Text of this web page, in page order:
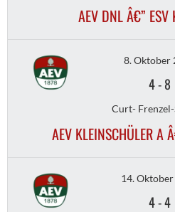
AEV DNL Â€” ESV
8. Oktober
4-8
Curt-
AEV KLEINSCHÜLER A
14.
4-4